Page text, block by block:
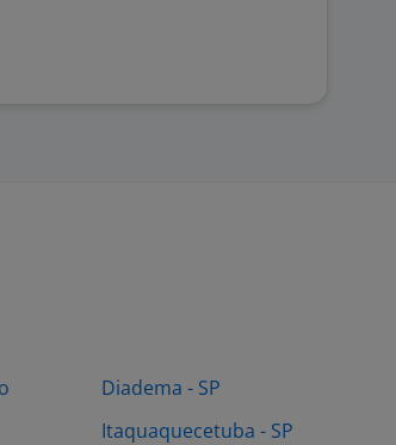
Diadema - SP
Itaquaquecetuba - SP